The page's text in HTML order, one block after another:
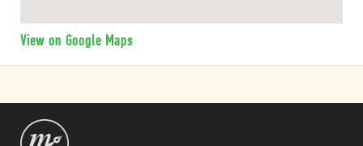
View on Google Maps